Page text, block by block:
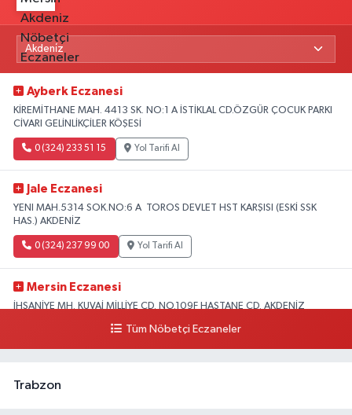
Ayberk Eczanesi
KİREMİTHANE MAH. 4413 SK. NO:1 A İSTİKLAL CD.ÖZGÜR ÇOCUK PARKI
CİVARI GELİNLİKÇİLER KÖŞESİ
0 (324) 233 51 15 Yol Tarifi Al
Jale Eczanesi
YENI MAH.5314 SOK.NO:6 A TOROS DEVLET HST KARŞISI (ESKİ SSK
HAS.) AKDENİZ
0 (324) 237 99 00 Yol Tarifi Al
Mersin Eczanesi
İHSANİYE MH. KUVAİ MİLLİYE CD. NO.109F HASTANE CD. AKDENİZ
Tüm Nöbetçi Eczaneler
Trabzon